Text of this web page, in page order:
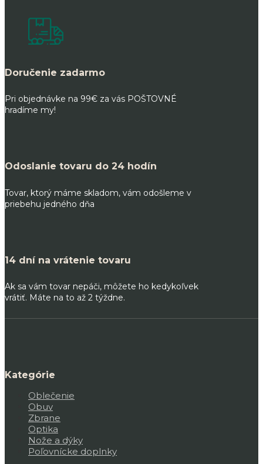
Doručenie zadarmo
Pri objednávke na 99€ za vás POŠTOVNÉ
hradíme my!
Odoslanie tovaru do 24 hodín
Tovar, ktorý máme skladom, vám odošleme v
priebehu jedného dňa
14 dní na vrátenie tovaru
Ak sa vám tovar nepáči, môžete ho kedykoľvek
vrátiť. Máte na to až 2 týždne.
Kategórie
Oblečenie
Obuv
Zbrane
Optika
Nože a dýky
Poľovnícke doplnky